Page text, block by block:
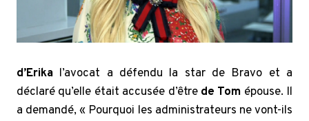
d’Erika l’avocat a défendu la star de Bravo et a
déclaré qu’elle était accusée d’être de Tom épouse. Il
a demandé, « Pourquoi les administrateurs ne vont-ils